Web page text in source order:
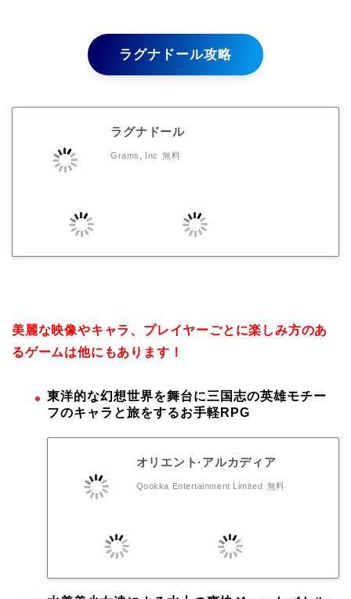
ラグナドール攻略
ラグナドール
Grams, Inc 無料
美麗な映像やキャラ、プレイヤーごとに楽しみ方のあ
るゲームは他にもあります！
東洋的な幻想世界を舞台に三国志の英雄モチー
フのキャラと旅をするお手軽RPG
オリエント·アルカディア
Qookka Entertainment Limited 無料